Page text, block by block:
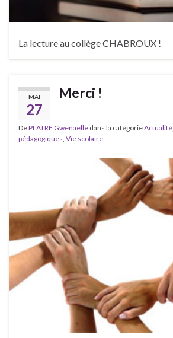
La lecture au collège CHABROUX !
MAI
27
Merci !
DePLATRE Gwenaelle dans la catégorieActualité
pédagogiques Vie scolaire